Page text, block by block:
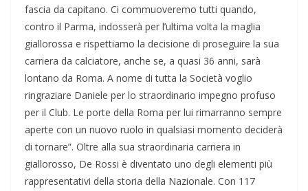
fascia da capitano. Ci commuoveremo tutti quando,
contro il Parma, indosserà per l’ultima volta la maglia
giallorossa e rispettiamo la decisione di proseguire la sua
carriera da calciatore, anche se, a quasi 36 anni, sarà
lontano da Roma. A nome di tutta la Società voglio
ringraziare Daniele per lo straordinario impegno profuso
per il Club. Le porte della Roma per lui rimarranno sempre
aperte con un nuovo ruolo in qualsiasi momento deciderà
di tornare”. Oltre alla sua straordinaria carriera in
giallorosso, De Rossi è diventato uno degli elementi più
rappresentativi della storia della Nazionale. Con 117